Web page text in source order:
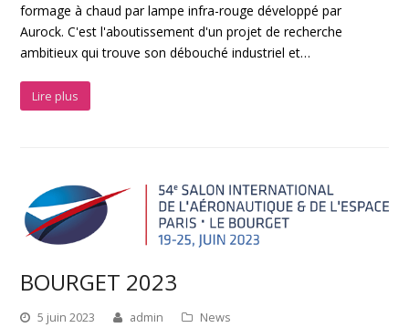
formage à chaud par lampe infra-rouge développé par
Aurock. C'est l'aboutissement d'un projet de recherche
ambitieux qui trouve son débouché industriel et…
Lire plus
BOURGET 2023
5 juin 2023 admin News